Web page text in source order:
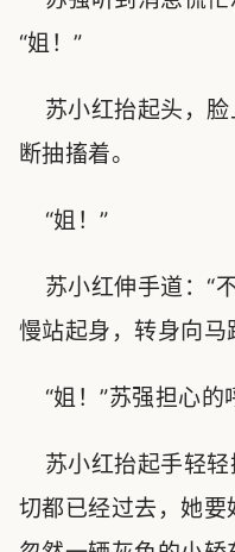
“姐！”
苏小红抬起头，脸
断抽搐着。
“姐！”
苏小红伸手道：“
慢站起身，转身向马
“姐！”苏强担心的
苏小红抬起手轻轻
切都已经过去，她要